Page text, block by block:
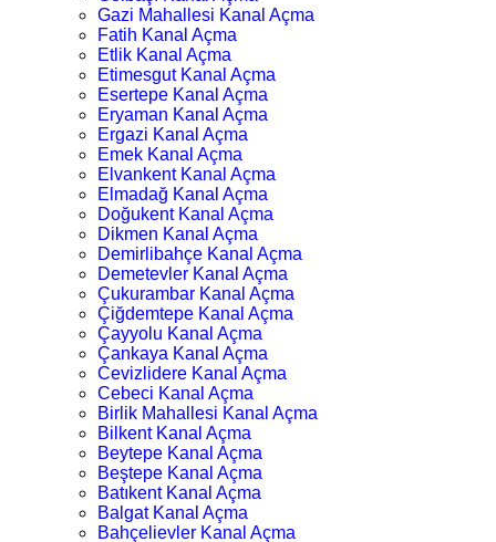
Gazi Mahallesi Kanal Açma
Fatih Kanal Açma
Etlik Kanal Açma
Etimesgut Kanal Açma
Esertepe Kanal Açma
Eryaman Kanal Açma
Ergazi Kanal Açma
Emek Kanal Açma
Elvankent Kanal Açma
Elmadağ Kanal Açma
Doğukent Kanal Açma
Dikmen Kanal Açma
Demirlibahçe Kanal Açma
Demetevler Kanal Açma
Çukurambar Kanal Açma
Çiğdemtepe Kanal Açma
Çayyolu Kanal Açma
Çankaya Kanal Açma
Cevizlidere Kanal Açma
Cebeci Kanal Açma
Birlik Mahallesi Kanal Açma
Bilkent Kanal Açma
Beytepe Kanal Açma
Beştepe Kanal Açma
Batıkent Kanal Açma
Balgat Kanal Açma
Bahçelievler Kanal Açma